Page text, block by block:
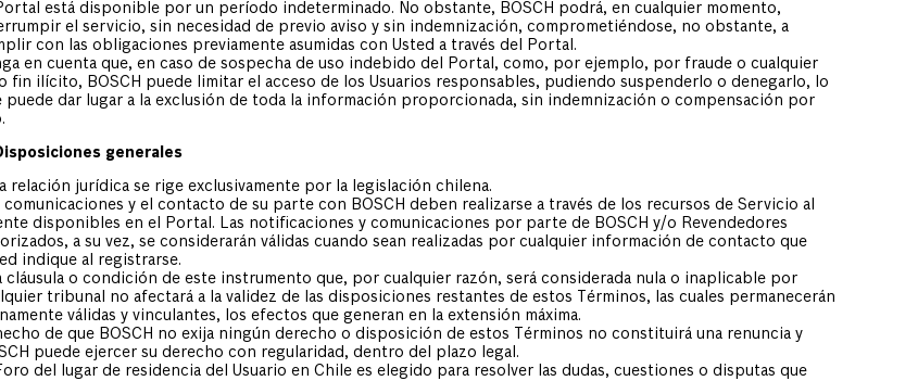
está disponible por un período indeterminado. No obstante, BOSCH podrá, en cualquier momento,
el servicio, sin necesidad de previo aviso y sin indemnización, comprometiéndose, no obstante, a
con las obligaciones previamente asumidas con Usted a través del Portal.
en cuenta que, en caso de sospecha de uso indebido del Portal, como, por ejemplo, por fraude o cualquier
fin ilícito, BOSCH puede limitar el acceso de los Usuarios responsables, pudiendo suspenderlo o denegarlo, lo
puede dar lugar a la exclusión de toda la información proporcionada, sin indemnización o compensación por
generales
relación jurídica se rige exclusivamente por la legislación chilena.
comunicaciones y el contacto de su parte con BOSCH deben realizarse a través de los recursos de Servicio al
disponibles en el Portal. Las notificaciones y comunicaciones por parte de BOSCH y/o Revendedores
a su vez, se considerarán válidas cuando sean realizadas por cualquier información de contacto que
indique al registrarse.
cláusula o condición de este instrumento que, por cualquier razón, será considerada nula o inaplicable por
tribunal no afectará a la validez de las disposiciones restantes de estos Términos, las cuales permanecerán
válidas y vinculantes, los efectos que generan en la extensión máxima.
de que BOSCH no exija ningún derecho o disposición de estos Términos no constituirá una renuncia y
puede ejercer su derecho con regularidad, dentro del plazo legal.
del lugar de residencia del Usuario en Chile es elegido para resolver las dudas, cuestiones o disputas que